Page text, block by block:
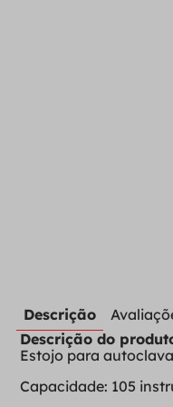
Descrição
Descrição do
Estojo para
Capacidade: 105